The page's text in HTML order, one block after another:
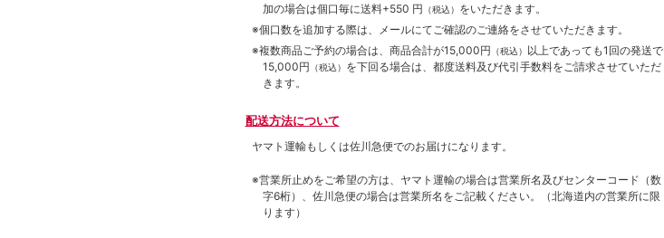
加の場合は個口毎に送料+550 円 （税込） をいただきます。
※個口数を追加する際は、メールにてご確認のご連絡をさせていただきます。
※複数商品ご予約の場合は、商品合計が15,000円 （税込） 以上であっても1回の発送で
15,000円 （税込） を下回る場合は、都度送料及び代引手数料をご請求させていただ
きます。
配送方法について
ヤマト運輸もしくは佐川急便でのお届けになります。
※営業所止めをご希望の方は、ヤマト運輸の場合は営業所名及びセンターコード（数
字6桁）、佐川急便の場合は営業所名をご記載ください。（北海道内の営業所に限
ります）